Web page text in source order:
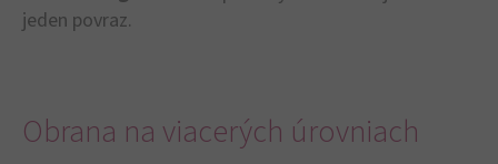
jeden povraz.
Obrana na viacerých úrovniach